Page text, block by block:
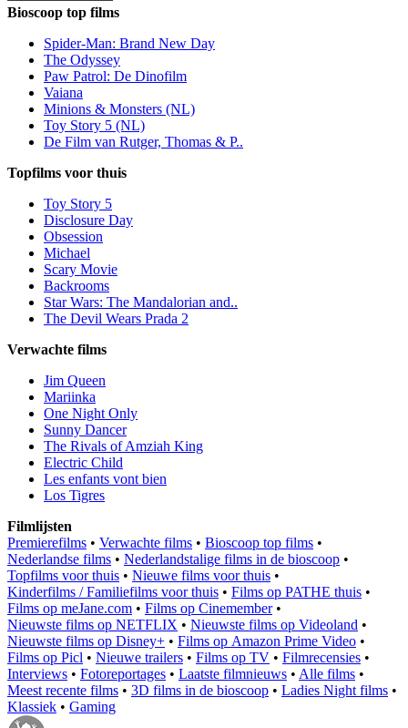
Bioscoop top films
Spider-Man: Brand New Day
The Odyssey
Paw Patrol: De Dinofilm
Vaiana
Minions & Monsters (NL)
Toy Story 5 (NL)
De Film van Rutger, Thomas & P..
Topfilms voor thuis
Toy Story 5
Disclosure Day
Obsession
Michael
Scary Movie
Backrooms
Star Wars: The Mandalorian and..
The Devil Wears Prada 2
Verwachte films
Jim Queen
Mariinka
One Night Only
Sunny Dancer
The Rivals of Amziah King
Electric Child
Les enfants vont bien
Los Tigres
Filmlijsten
Premierefilms • Verwachte films • Bioscoop top films •
Nederlandse films • Nederlandstalige films in de bioscoop •
Topfilms voor thuis • Nieuwe films voor thuis •
Kinderfilms / Familiefilms voor thuis • Films op PATHE thuis •
Films op meJane.com • Films op Cinemember•
Nieuwste films op NETFLIX • Nieuwste films op Videoland •
Nieuwste films op Disney+ • Films op Amazon Prime Video •
Films op Picl • Nieuwe trailers • Films op TV • Filmrecensies •
Interviews • Fotoreportages • Laatste filmnieuws • Alle films •
Meest recente films • 3D films in de bioscoop • Ladies Night films •
Klassiek • Gaming